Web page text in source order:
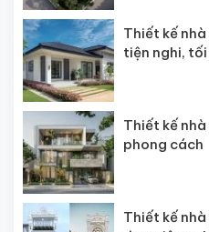
Thiết kế
tiện nghi, tối
Thiết kế
phong cách
Thiết kế